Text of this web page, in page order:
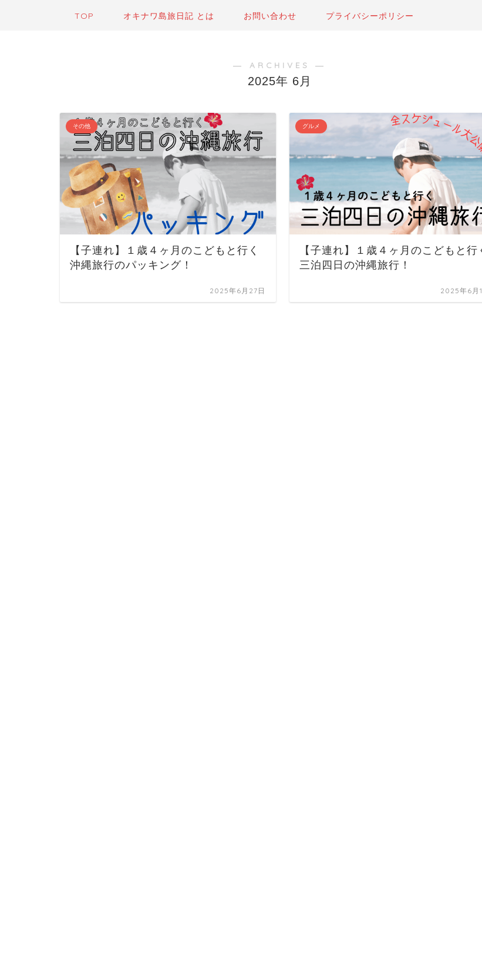
TOP オキナワ島旅日記 とは お問い合わせ プライバシーポリシー
― ARCHIVES ―
2025年 6月
その他
【子連れ】１歳４ヶ月のこどもと行く
沖縄旅行のパッキング！
2025年6月27日
グルメ
【子連れ】１歳４ヶ月のこどもと行
三泊四日の沖縄旅行！
2025年6月